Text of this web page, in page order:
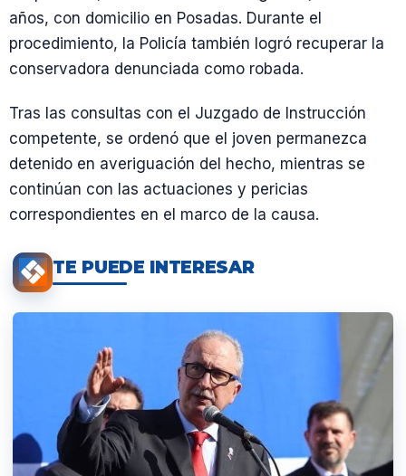
años, con domicilio en Posadas. Durante el
procedimiento, la Policía también logró recuperar la
conservadora denunciada como robada.
Tras las consultas con el Juzgado de Instrucción
competente, se ordenó que el joven permanezca
detenido en averiguación del hecho, mientras se
continúan con las actuaciones y pericias
correspondientes en el marco de la causa.
TE PUEDE INTERESAR